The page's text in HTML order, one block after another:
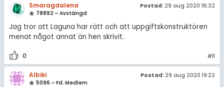
Smaragdalena
78892 – Avstängd
Postad: 29 aug 2020 18:32
Jag tror att Laguna har rätt och att uppgiftskonstruktören
menat något annat än hen skrivit.
0 #11
Albiki
5096 – Fd. Medlem
Postad: 29 aug 2020 19:22